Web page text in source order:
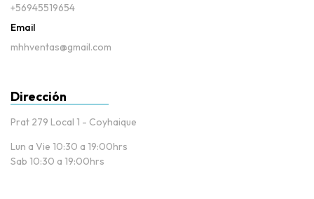
+56945519654
Email
mhhventas@gmail.com
Dirección
Prat 279 Local 1 - Coyhaique
Lun a Vie 10:30 a 19:00hrs
Sab 10:30 a 19:00hrs